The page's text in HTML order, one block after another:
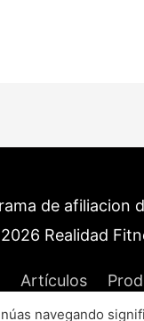
de afiliacion
Realidad
Artículos
navegando